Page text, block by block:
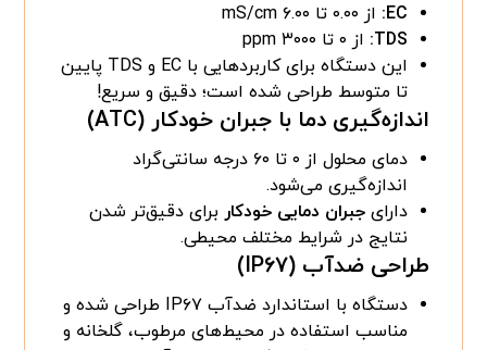
EC: از ۰.۰۰ تا ۶.۰۰ mS/cm
TDS: از ۰ تا ۳۰۰۰ ppm
این دستگاه برای کاربردهایی با EC و TDS پایین
تا متوسط طراحی شده است؛ دقیق و سریع!
اندازه‌گیری دما با جبران خودکار (ATC)
دمای محلول از ۰ تا ۶۰ درجه سانتی‌گراد
اندازه‌گیری می‌شود.
دارایجبران دمایی خودکار برای دقیق‌تر شدن
نتایج در شرایط مختلف محیطی.
طراحی ضدآب (IP۶۷)
دستگاه با استاندارد ضدآب IP۶۷ طراحی شده و
مناسب استفاده در محیط‌های مرطوب، گلخانه و